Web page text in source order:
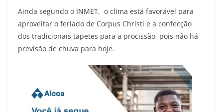
Ainda segundo o INMET, o clima está favorável para
aproveitar o feriado de Corpus Christi e a confecção
dos tradicionais tapetes para a procissão, pois não há
previsão de chuva para hoje.